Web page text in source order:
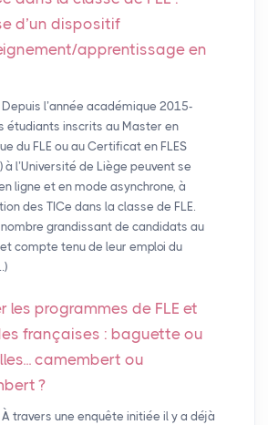
d’un dispositif
apprentissage en
Depuis l’année académique 2015-
étudiants inscrits au Master en
du FLE ou au Certificat en FLES
à l’Université de Liège peuvent se
ligne et en mode asynchrone, à
des TICe dans la classe de FLE.
nombre grandissant de candidats au
et compte tenu de leur emploi du
les programmes de FLE et
françaises : baguette ou
camembert ou
?
À travers une enquête initiée il y a déjà